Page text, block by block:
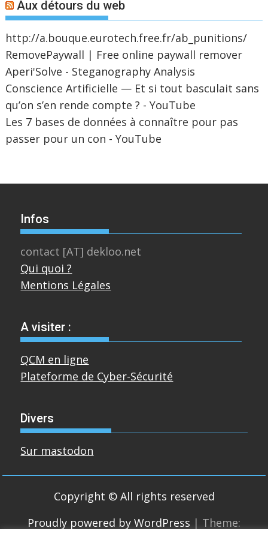
Aux détours du web
http://a.bouque.eurotech.free.fr/ab_punitions/
RemovePaywall | Free online paywall remover
Aperi'Solve - Steganography Analysis
Conscience Artificielle — Et si tout basculait sans
qu’on s’en rende compte ? - YouTube
Les 7 bases de données à connaître pour pas
passer pour un con - YouTube
Infos
contact [AT] dekloo.net
Qui quoi ?
Mentions Légales
A visiter :
QCM en ligne
Plateforme de Cyber-Sécurité
Divers
Sur mastodon
Copyright © All rights reserved
Proudly powered by WordPress | Theme: